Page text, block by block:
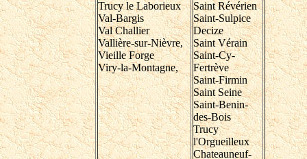
Trucy le Laborieux
Val-Bargis
Val Challier
Vallière-sur-Nièvre,
Vieille Forge
Viry-la-Montagne,
Saint Révérien
Saint-Sulpice
Decize
Saint Vérain
Saint-Cy-
Fertrève
Saint-Firmin
Saint Seine
Saint-Benin-
des-Bois
Trucy
l'Orgueilleux
Chateauneuf-